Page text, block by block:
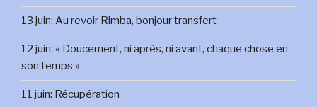
13 juin: Au revoir Rimba, bonjour transfert
12 juin: « Doucement, ni après, ni avant, chaque chose en
son temps »
11 juin: Récupération